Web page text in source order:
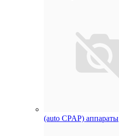
(auto CPAP) аппараты